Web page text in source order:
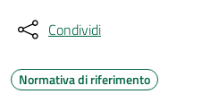
Condividi
Normativa di riferimento